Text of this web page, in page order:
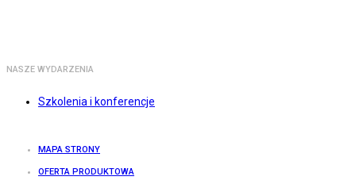
NASZE WYDARZENIA
Szkolenia i konferencje
MAPA STRONY
OFERTA PRODUKTOWA